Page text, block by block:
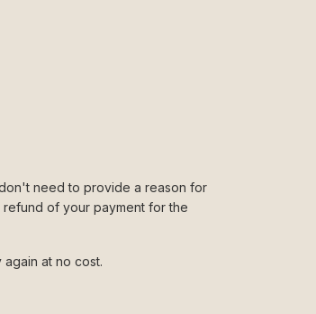
need to provide a reason for
of your payment for the
at no cost.